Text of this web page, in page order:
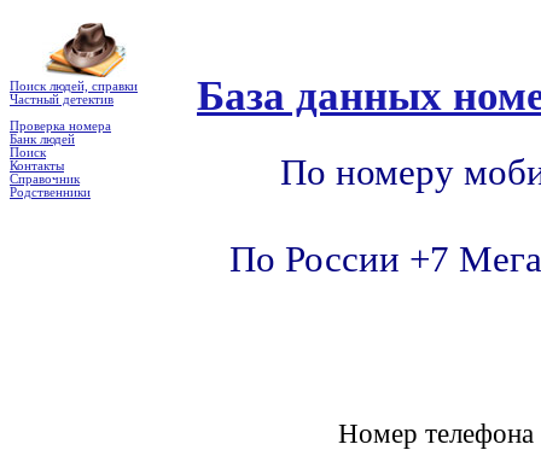
Поиск людей, справки
Частный детектив
Проверка номера
Банк людей
Поиск
Контакты
Справочник
Родственники
База данных
По номеру
По России +7
Номер